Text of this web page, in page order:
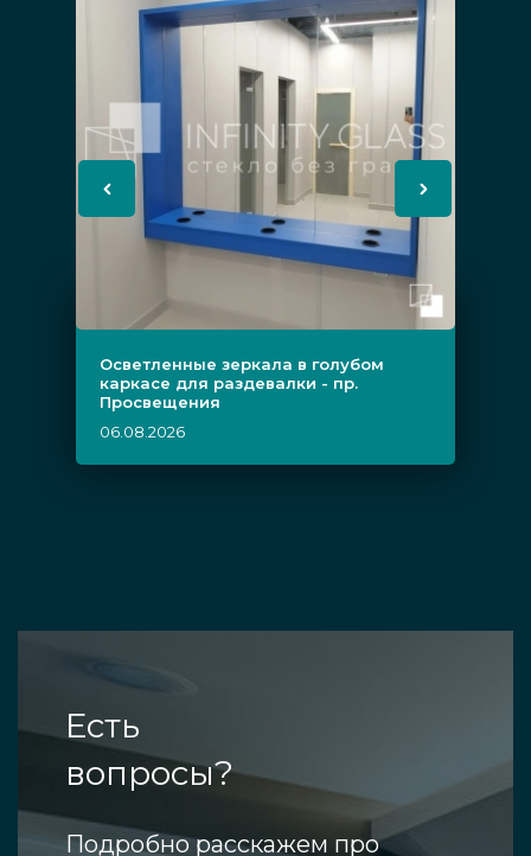
Осветленные зеркала в голубом
каркасе для раздевалки - пр.
Просвещения
06.08.2026
Есть
вопросы?
Подробно расскажем про